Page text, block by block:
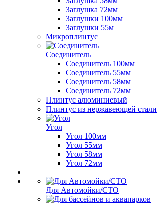
Заглушка 72мм
Заглушки 100мм
Заглушки 55м
Микроплинтус
Соединитель
Соединитель 100мм
Соединитель 55мм
Соединитель 58мм
Соединитель 72мм
Плинтус алюминиевый
Плинтус из нержавеющей стали
Угол
Угол 100мм
Угол 55мм
Угол 58мм
Угол 72мм
Для Автомойки/СТО